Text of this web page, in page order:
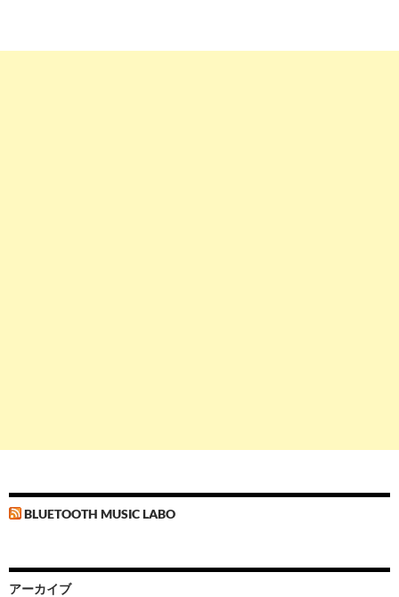
BLUETOOTH MUSIC LABO
アーカイブ